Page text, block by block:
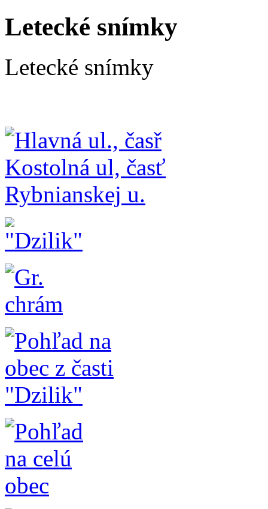
Letecké snímky
Letecké snímky